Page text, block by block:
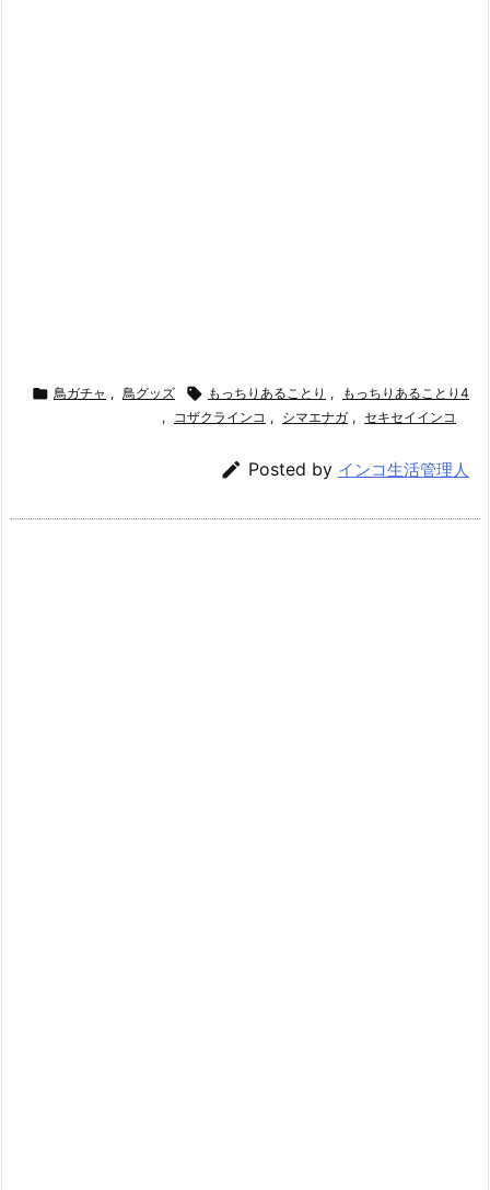
 鳥ガチャ , 鳥グッズ  もっちりあることり ,
もっちりあることり4
,
コザクラインコ , シマエナガ , セキセイインコ
 Posted by インコ生活管理人